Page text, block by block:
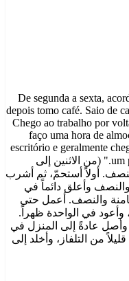
"De segunda a sexta,
depois tomo café. Saio de
Chego ao trabalho por
faço uma hora de
escritório e geralmente
um pouco de TV e vou dormir às 23h." (من الاثنين إلى
أولاً أستحمّ، ثم أشرب
والنصف وأعلق دائماً في
والنصف. أعمل حتى
وأعود في الواحدة ظهراً.
عادةً إلى المنزل في
من التلفاز، وأخلد إلى